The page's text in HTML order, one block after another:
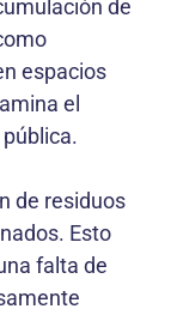
de
espacios
el
de residuos
Esto
falta de